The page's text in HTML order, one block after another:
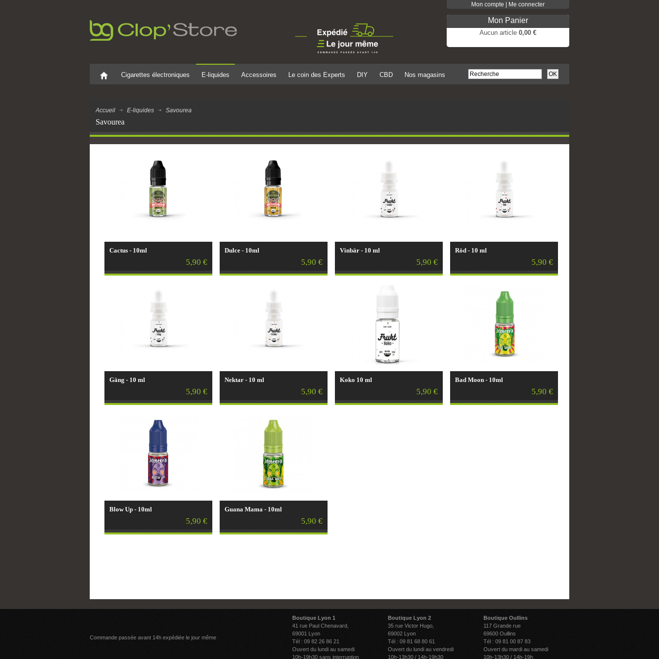
Mon compte | Me connecter
Mon Panier
Aucun article 0,00 €
0,00 €
Cigarettes électroniques E-liquides Accessoires Le coin des Experts DIY CBD Nos magasins
Accueil E-liquides Savourea
Savourea
Cactus - 10ml
5,90 €
Dulce - 10ml
5,90 €
Vinbär - 10 ml
5,90 €
Röd - 10 ml
5,90 €
Gäng - 10 ml
5,90 €
Nektar - 10 ml
5,90 €
Koko 10 ml
5,90 €
Bad Moon - 10ml
5,90 €
Blow Up - 10ml
5,90 €
Guana Mama - 10ml
5,90 €
Commande passée avant 14h expédiée le jour même
Boutique Lyon 1
41 rue Paul Chenavard,
69001 Lyon
Tél : 09 82 26 86 21
Ouvert du lundi au samedi
10h-19h30 sans interruption
Boutique Lyon 2
35 rue Victor Hugo,
69002 Lyon
Tél : 09 81 68 80 61
Ouvert du lundi au vendredi
10h-13h30 / 14h-19h30
Boutique Oullins
117 Grande rue
69600 Oullins
Tél : 09 81 00 87 83
Ouvert du mardi au samedi
10h-13h30 / 14h-19h